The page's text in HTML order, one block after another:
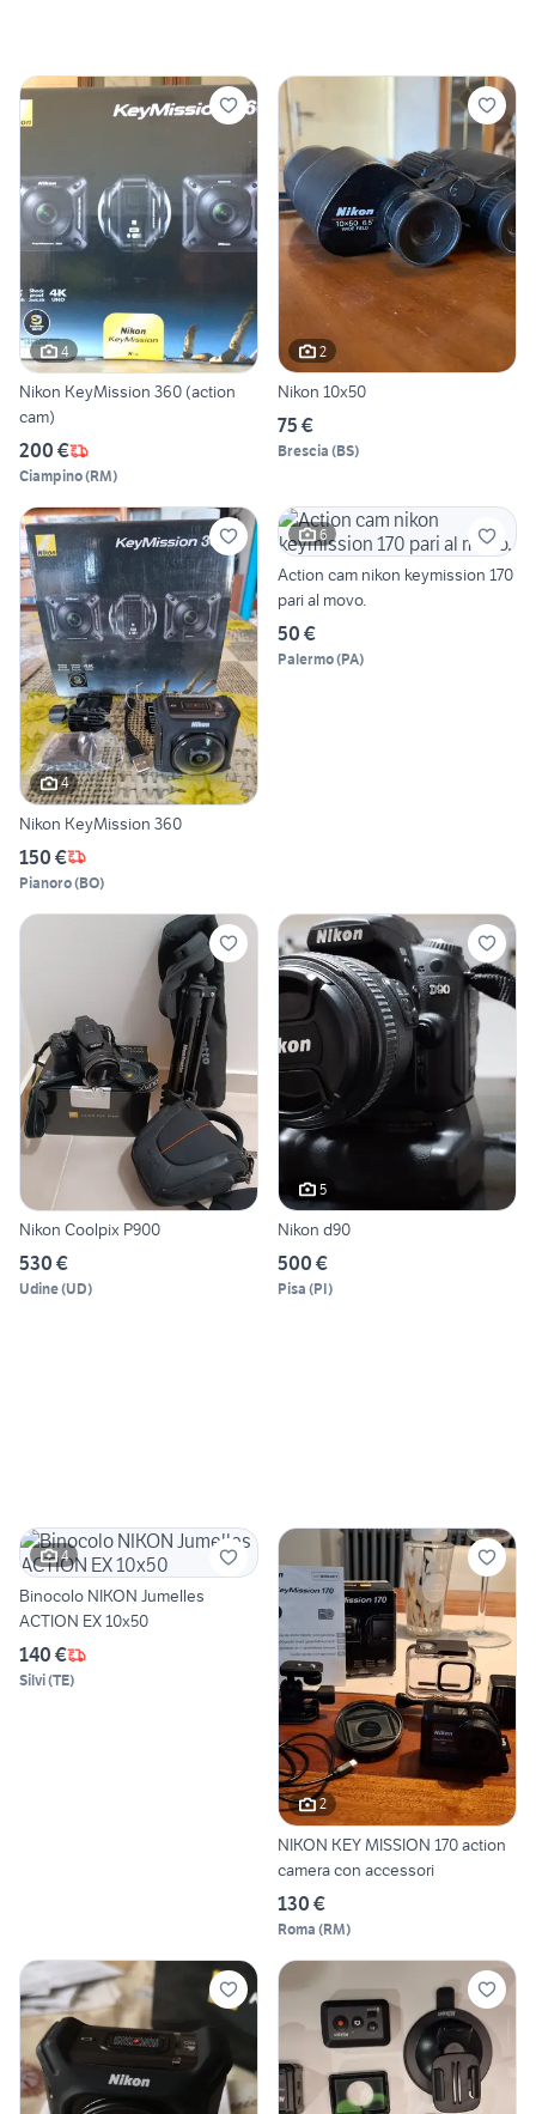
4
Nikon KeyMission 360 (action
cam)
200 €
Ciampino(RM)
2
Nikon 10x50
75 €
Brescia (BS)
4
Nikon KeyMission 360
150 €
Pianoro(BO)
6
Action cam nikon keymission 170
pari al movo.
50 €
Palermo(PA)
Nikon Coolpix P900
530 €
Udine(UD)
5
Nikon d90
500 €
Pisa (PI)
4
Binocolo NIKON Jumelles
ACTION EX 10x50
140 €
Silvi(TE)
2
NIKON KEY MISSION 170 action
camera con accessori
130 €
Roma (RM)